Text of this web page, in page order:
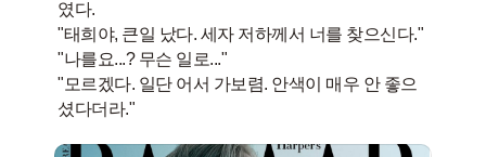
였다.
"태희야, 큰일 났다. 세자 저하께서 너를 찾으신다."
"나를요...? 무슨 일로..."
"모르겠다. 일단 어서 가보렴. 안색이 매우 안 좋으